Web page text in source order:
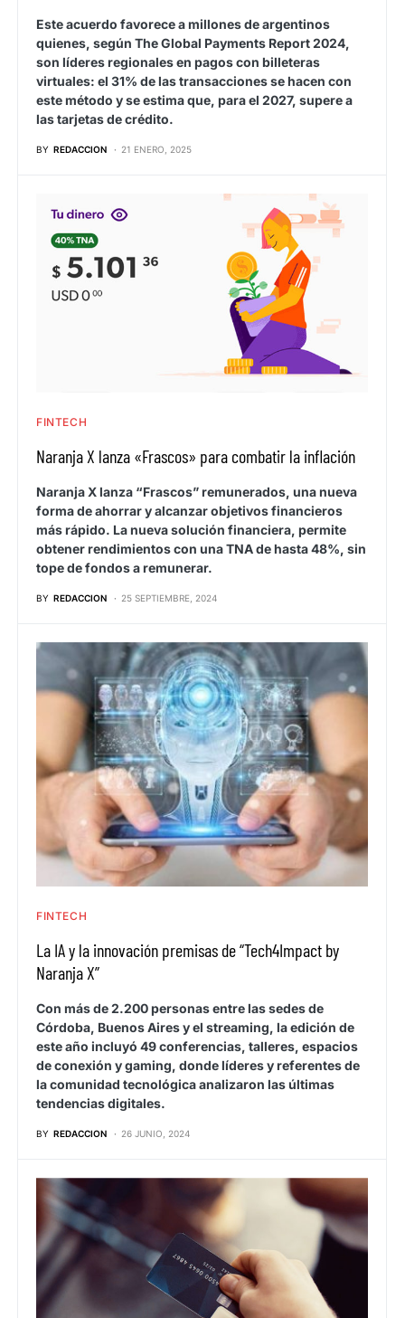
Este acuerdo favorece a millones de argentinos
quienes, según The Global Payments Report 2024,
son líderes regionales en pagos con billeteras
virtuales: el 31% de las transacciones se hacen con
este método y se estima que, para el 2027, supere a
las tarjetas de crédito.
BY REDACCION 21 ENERO, 2025
FINTECH
Naranja X lanza «Frascos» para combatir la inflación
Naranja X lanza “Frascos” remunerados, una nueva
forma de ahorrar y alcanzar objetivos financieros
más rápido. La nueva solución financiera, permite
obtener rendimientos con una TNA de hasta 48%, sin
tope de fondos a remunerar.
BY REDACCION 25 SEPTIEMBRE, 2024
FINTECH
La IA y la innovación premisas de “Tech4Impact by
Naranja X”
Con más de 2.200 personas entre las sedes de
Córdoba, Buenos Aires y el streaming, la edición de
este año incluyó 49 conferencias, talleres, espacios
de conexión y gaming, donde líderes y referentes de
la comunidad tecnológica analizaron las últimas
tendencias digitales.
BY REDACCION 26 JUNIO, 2024